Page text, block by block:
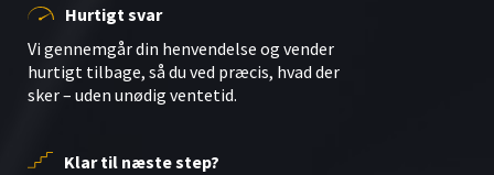
Hurtigt svar
Vi gennemgår din henvendelse og vender
hurtigt tilbage, så du ved præcis, hvad der
sker – uden unødig ventetid.
Klar til næste step?